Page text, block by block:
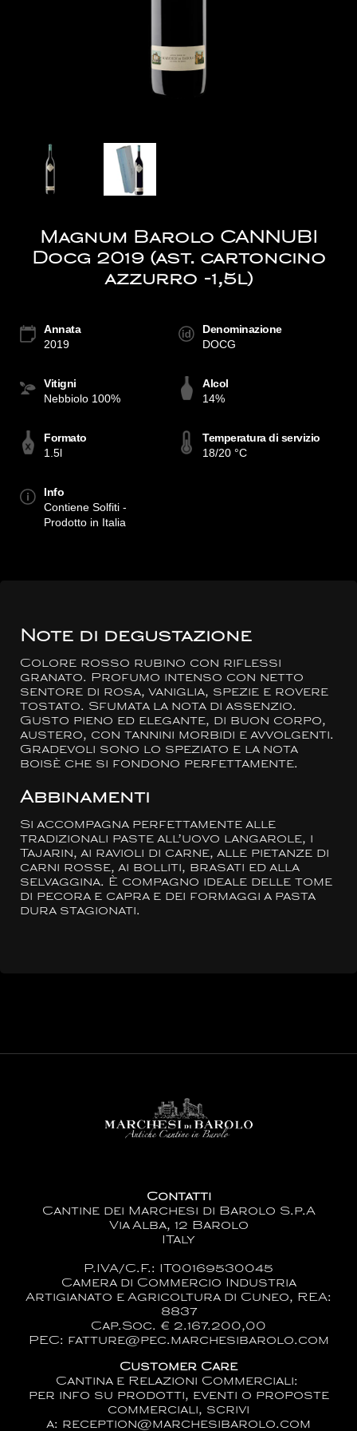
Magnum Barolo CANNUBI
Docg 2019 (ast. cartoncino
azzurro -1,5l)
Annata
2019
Denominazione
DOCG
Vitigni
Nebbiolo 100%
Alcol
14%
Formato
1.5l
Temperatura di servizio
18/20 °C
Info
Contiene Solfiti -
Prodotto in Italia
Note di degustazione
Colore rosso rubino con riflessi
granato. Profumo intenso con netto
sentore di rosa, vaniglia, spezie e rovere
tostato. Sfumata la nota di assenzio.
Gusto pieno ed elegante, di buon corpo,
austero, con tannini morbidi e avvolgenti.
Gradevoli sono lo speziato e la nota
boisè che si fondono perfettamente.
Abbinamenti
Si accompagna perfettamente alle
tradizionali paste all’uovo langarole, i
Tajarin, ai ravioli di carne, alle pietanze di
carni rosse, ai bolliti, brasati ed alla
selvaggina. È compagno ideale delle tome
di pecora e capra e dei formaggi a pasta
dura stagionati.
Contatti
Cantine dei Marchesi di Barolo S.p.A
Via Alba, 12 Barolo
ITaly
P.IVA/C.F.: IT00169530045
Camera di Commercio Industria
Artigianato e Agricoltura di Cuneo, REA:
8837
Cap.Soc. € 2.167.200,00
PEC: fatture@pec.marchesibarolo.com
Customer Care
Cantina e Relazioni Commerciali:
per info su prodotti, eventi o proposte
commerciali, scrivi
a: reception@marchesibarolo.com